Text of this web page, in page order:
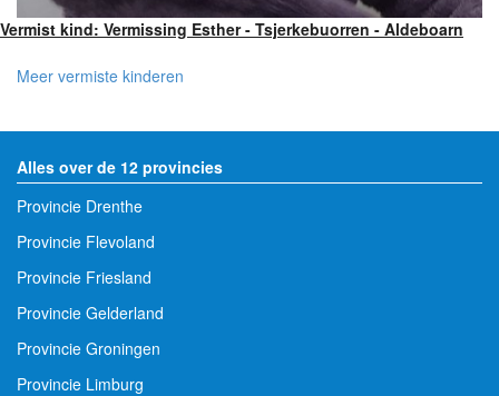
Vermist kind: Vermissing Esther - Tsjerkebuorren - Aldeboarn
Meer vermiste kinderen
Alles over de 12 provincies
Provincie Drenthe
Provincie Flevoland
Provincie Friesland
Provincie Gelderland
Provincie Groningen
Provincie Limburg